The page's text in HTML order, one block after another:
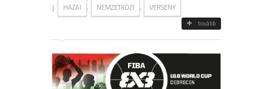
| HAZAI , NEMZETKÖZI , VERSENY
tovább